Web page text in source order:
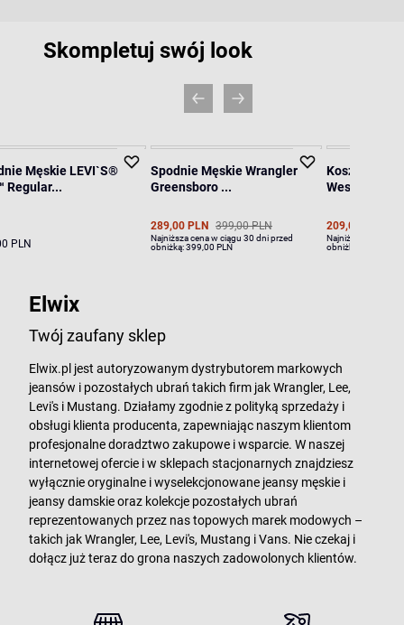
Skompletuj swój look
Męskie LEVI`S®
Regular...
PLN
Spodnie Męskie Wrangler
Greensboro ...
289,00 PLN 399,00 PLN
Najniższa cena w ciągu 30 dni przed
obniżką:399,00 PLN
Koszula
Western
209,00 PLN
Najniższa cena w
obniżką:
Elwix
Twój zaufany sklep
Elwix.pl jest autoryzowanym dystrybutorem markowych
jeansów i pozostałych ubrań takich firm jak Wrangler, Lee,
Levi's i Mustang. Działamy zgodnie z polityką sprzedaży i
obsługi klienta producenta, zapewniając naszym klientom
profesjonalne doradztwo zakupowe i wsparcie. W naszej
internetowej ofercie i w sklepach stacjonarnych znajdziesz
wyłącznie oryginalne i wyselekcjonowane jeansy męskie i
jeansy damskie oraz kolekcje pozostałych ubrań
reprezentowanych przez nas topowych marek modowych –
takich jak Wrangler, Lee, Levi's, Mustang i Vans. Nie czekaj i
dołącz już teraz do grona naszych zadowolonych klientów.